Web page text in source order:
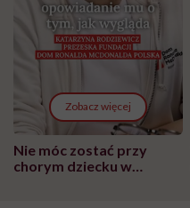
Zobacz więcej
Nie móc zostać przy
chorym dziecku w